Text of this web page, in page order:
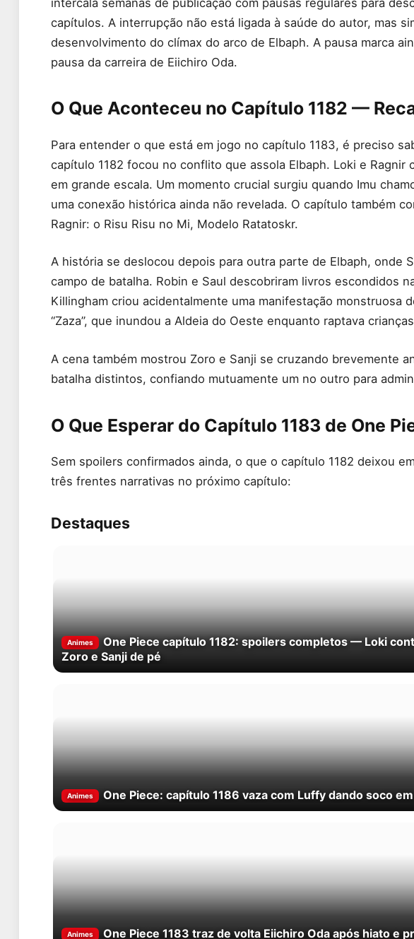
capítulos. A interrupção não está ligada à saúde do autor, mas
desenvolvimento do clímax do arco de Elbaph. A pausa marca
pausa da carreira de Eiichiro Oda.
O Que Aconteceu no Capítulo 1182 —
Para entender o que está em jogo no capítulo 1183, é preciso
capítulo 1182 focou no conflito que assola Elbaph. Loki e Ragnir
em grande escala. Um momento crucial surgiu quando Imu
uma conexão histórica ainda não revelada. O capítulo também
Ragnir: o Risu Risu no Mi, Modelo Ratatoskr.
A história se deslocou depois para outra parte de Elbaph, onde
campo de batalha. Robin e Saul descobriram livros escondidos
Killingham criou acidentalmente uma manifestação monstruosa
“Zaza”, que inundou a Aldeia do Oeste enquanto raptava
A cena também mostrou Zoro e Sanji se cruzando brevemente
batalha distintos, confiando mutuamente um no outro para
O Que Esperar do Capítulo 1183 de One
Sem spoilers confirmados ainda, o que o capítulo 1182 deixou
três frentes narrativas no próximo capítulo:
Destaques
Animes
One Piece capítulo 1182: spoilers completos — Loki
Zoro e Sanji de pé
Animes One Piece: capítulo 1186 vaza com Luffy dando soco
Animes One Piece 1183 traz de volta Eiichiro Oda após hiato e